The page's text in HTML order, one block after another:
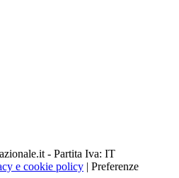
- Partita Iva: IT
e cookie policy | Preferenze